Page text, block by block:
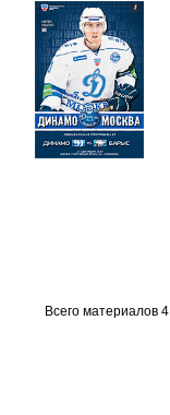
Всего материалов 4